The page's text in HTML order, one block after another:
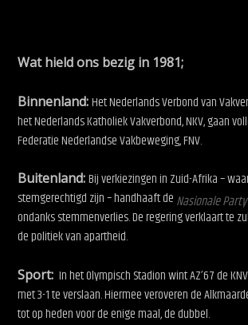
Wat hield ons bezig in 1981;
Binnenland:Het Nederlands Verbond van
het Nederlands Katholiek Vakverbond, NKV, gaan
Federatie Nederlandse Vakbeweging, FNV.
Buitenland:Bij verkiezingen in Zuid-Afrika –
stemgerechtigd zijn – handhaaft de Nasionale Party
ondanks stemmenverlies. De regering verklaart te
de politiek van apartheid.
Sport: In het Olympisch Stadion wint AZ’67 de
met 3-1 te verslaan. Hiermee veroveren de
tot op heden voor de enige maal, de dubbel.